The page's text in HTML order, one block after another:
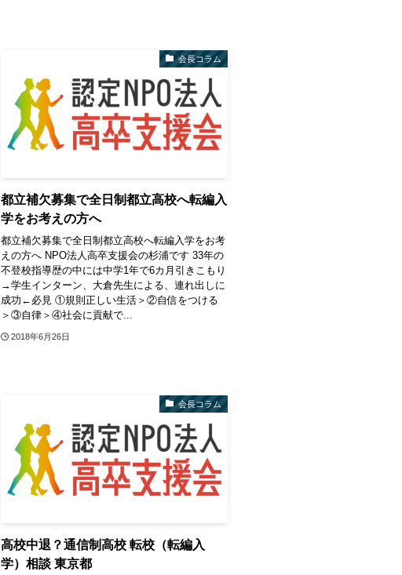
会長コラム
都立補欠募集で全日制都立高校へ転編入
学をお考えの方へ
都立補欠募集で全日制都立高校へ転編入学をお考
えの方へ NPO法人高卒支援会の杉浦です 33年の
不登校指導歴の中には中学1年で6カ月引きこもり
→学生インターン、大倉先生による、連れ出しに
成功←必見 ①規則正しい生活＞②自信をつける
＞③自律＞④社会に貢献で...
2018年6月26日
会長コラム
高校中退？通信制高校 転校（転編入
学）相談 東京都